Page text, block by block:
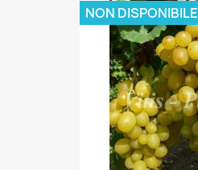
NON DISPONIBILE